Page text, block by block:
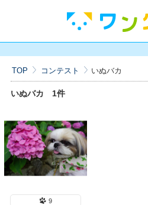
TOP コンテスト いぬバカ
いぬバカ 1件
9